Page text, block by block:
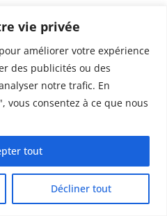
vie privée
améliorer votre expérience
des publicités ou des
notre trafic. En
consentez à ce que nous
Décliner tout
tout